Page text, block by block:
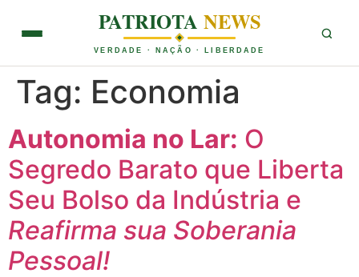
PATRIOTANEWS
VERDADE · NAÇÃO · LIBERDADE
Tag: Economia
Autonomia no Lar: O
Segredo Barato que Liberta
Seu Bolso da Indústria e
Reafirma sua Soberania
Pessoal!